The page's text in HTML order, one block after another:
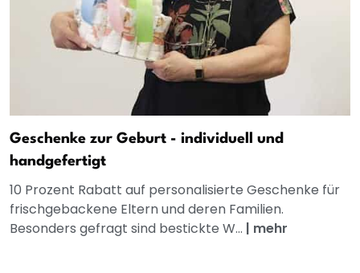
Geschenke zur Geburt - individuell und
handgefertigt
10 Prozent Rabatt auf personalisierte Geschenke für
frischgebackene Eltern und deren Familien.
Besonders gefragt sind bestickte W... | mehr